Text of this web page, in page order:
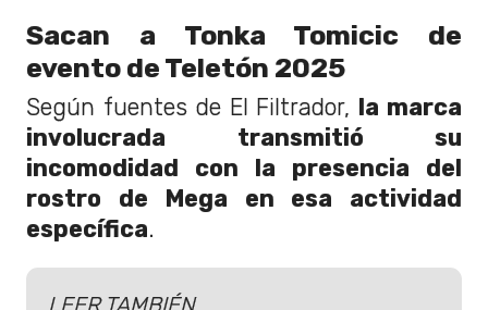
Sacan a Tonka Tomicic de
evento de Teletón 2025
Según fuentes de El Filtrador, la marca
involucrada transmitió su
incomodidad con la presencia del
rostro de Mega en esa actividad
específica.